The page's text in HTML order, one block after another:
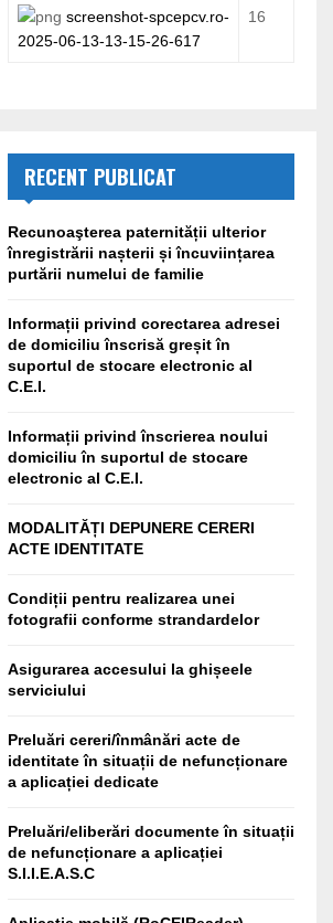
screenshot-spcepcv.ro-
2025-06-13-13-15-26-617
16
RECENT PUBLICAT
Recunoaşterea paternității ulterior
înregistrării nașterii și încuviințarea
purtării numelui de familie
Informații privind corectarea adresei
de domiciliu înscrisă greșit în
suportul de stocare electronic al
C.E.I.
Informații privind înscrierea noului
domiciliu în suportul de stocare
electronic al C.E.I.
MODALITĂȚI DEPUNERE CERERI
ACTE IDENTITATE
Condiții pentru realizarea unei
fotografii conforme strandardelor
Asigurarea accesului la ghișeele
serviciului
Preluări cereri/înmânări acte de
identitate în situații de nefuncționare
a aplicației dedicate
Preluări/eliberări documente în situații
de nefuncționare a aplicației
S.I.I.E.A.S.C